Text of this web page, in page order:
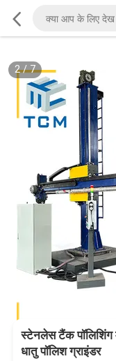
2/7
स्टेनलेस टैंक
धातु पॉलिश ग्राइंडर